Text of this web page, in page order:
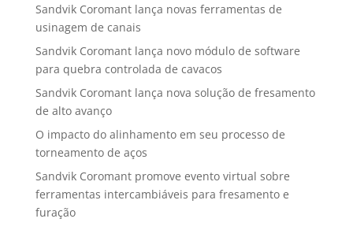
Sandvik Coromant lança novas ferramentas de
usinagem de canais
Sandvik Coromant lança novo módulo de software
para quebra controlada de cavacos
Sandvik Coromant lança nova solução de fresamento
de alto avanço
O impacto do alinhamento em seu processo de
torneamento de aços
Sandvik Coromant promove evento virtual sobre
ferramentas intercambiáveis para fresamento e
furação